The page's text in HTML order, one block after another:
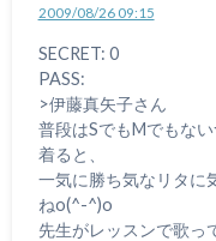
2009/08/26 09:15
SECRET: 0
PASS:
>伊藤真矢子さん
普段はSでもMでもな
着ると、
一気に勝ち気なリタに
ねo(^-^)o
先生がレッスンで歌っ